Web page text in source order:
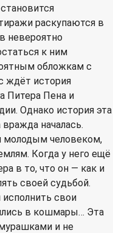
раскупаются в
невероятно
к ним
обложкам с
ждёт история
Питера Пена и
Однако история эта
началась.
молодым человеком,
Когда у него ещё
в то, что он — как и
своей судьбой.
свои
в кошмары… Эта
и не